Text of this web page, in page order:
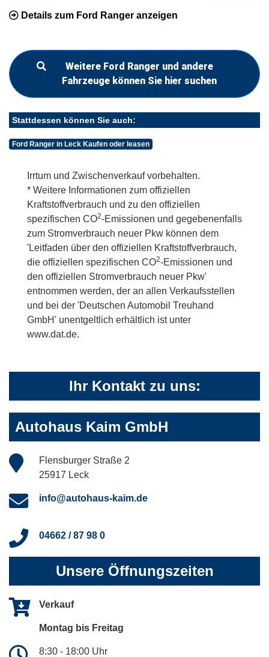
Details zum Ford Ranger anzeigen
Weitere Ford Ranger und andere
Fahrzeuge können Sie hier suchen
Stattdessen können Sie auch:
Ford Ranger in Leck Kaufen oder leasen
Irrtum und Zwischenverkauf vorbehalten.
* Weitere Informationen zum offiziellen
Kraftstoffverbrauch und zu den offiziellen
spezifischen CO2-Emissionen und gegebenenfalls
zum Stromverbrauch neuer Pkw können dem
'Leitfaden über den offiziellen Kraftstoffverbrauch,
die offiziellen spezifischen CO2-Emissionen und
den offiziellen Stromverbrauch neuer Pkw'
entnommen werden, der an allen Verkaufsstellen
und bei der 'Deutschen Automobil Treuhand
GmbH' unentgeltlich erhältlich ist unter
www.dat.de.
Ihr Kontakt zu uns:
Autohaus Kaim GmbH
Flensburger Straße 2
25917 Leck
info@autohaus-kaim.de
04662 / 87 98 0
Unsere Öffnungszeiten
Verkauf
Montag bis Freitag
8:30 - 18:00 Uhr